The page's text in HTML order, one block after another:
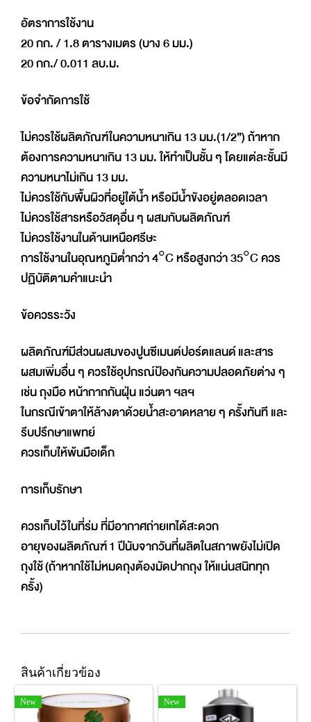
อัตราการใช้งาน
20 กก. / 1.8 ตารางเมตร (บาง 6 มม.)
20 กก./ 0.011 ลบ.ม.
ข้อจํากัดการใช้
ไม่ควรใช้ผลิตภัณฑ์ในความหนาเกิน 13 มม.(1/2”) ถ้าหาก
ต้องการความหนาเกิน 13 มม. ให้ทำเป็นชั้น ๆ โดยแต่ละชั้นมี
ความหนาไม่เกิน 13 มม.
ไม่ควรใช้กับพื้นผิวที่อยู่ใต้น้ำ หรือมีน้ำขังอยู่ตลอดเวลา
ไม่ควรใช้สารหรือวัสดุอื่น ๆ ผสมกับผลิตภัณฑ์
ไม่ควรใช้งานในด้านเหนือศรีษะ
การใช้งานในอุณหภูมิต่ำกว่า 4°C หรือสูงกว่า 35°C ควร
ปฏิบัติตามคำแนะนำ
ข้อควรระวัง
ผลิตภัณฑ์มีส่วนผสมของปูนซีเมนต์ปอร์ตแลนด์ และสาร
ผสมเพิ่มอื่น ๆ ควรใช้อุปกรณ์ป้องกันความปลอดภัยต่าง ๆ
เช่น ถุงมือ หน้ากากกันฝุ่น แว่นตา ฯลฯ
ในกรณีเข้าตาให้ล้างตาด้วยน้ำสะอาดหลาย ๆ ครั้งทันที และ
รีบปรึกษาแพทย์
ควรเก็บให้พ้นมือเด็ก
การเก็บรักษา
ควรเก็บไว้ในที่ร่ม ที่มีอากาศถ่ายเทได้สะดวก
อายุของผลิตภัณฑ์ 1 ปีนับจากวันที่ผลิตในสภาพยังไม่เปิด
ถุงใช้ (ถ้าหากใช้ไม่หมดถุงต้องมัดปากถุง ให้แน่นสนิททุก
ครั้ง)
สินค้าเกี่ยวข้อง
New New